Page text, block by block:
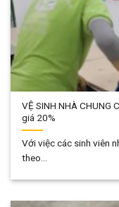
VỆ SINH NHÀ CHUNG
giá 20%
Với việc các sinh viên
theo...